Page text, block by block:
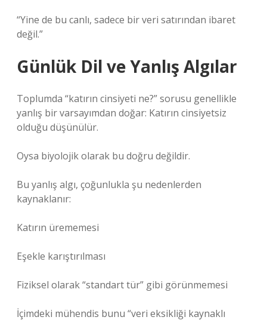
“Yine de bu canlı, sadece bir veri satırından ibaret
değil.”
Günlük Dil ve Yanlış Algılar
Toplumda “katırın cinsiyeti ne?” sorusu genellikle
yanlış bir varsayımdan doğar: Katırın cinsiyetsiz
olduğu düşünülür.
Oysa biyolojik olarak bu doğru değildir.
Bu yanlış algı, çoğunlukla şu nedenlerden
kaynaklanır:
Katırın ürememesi
Eşekle karıştırılması
Fiziksel olarak “standart tür” gibi görünmemesi
İçimdeki mühendis bunu “veri eksikliği kaynaklı